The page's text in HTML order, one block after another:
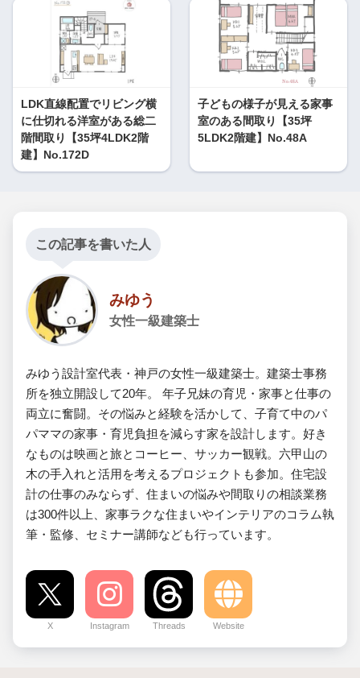
LDK直線配置でリビング横
に仕切れる洋室がある総二
階間取り【35坪4LDK2階
建】No.172D
子どもの様子が見える家事
室のある間取り【35坪
5LDK2階建】No.48A
この記事を書いた人
みゆう
女性一級建築士
みゆう設計室代表・神戸の女性一級建築士。建築士事務
所を独立開設して20年。 年子兄妹の育児・家事と仕事の
両立に奮闘。その悩みと経験を活かして、子育て中のパ
パママの家事・育児負担を減らす家を設計します。好き
なものは映画と旅とコーヒー、サッカー観戦。六甲山の
木の手入れと活用を考えるプロジェクトも参加。住宅設
計の仕事のみならず、住まいの悩みや間取りの相談業務
は300件以上、家事ラクな住まいやインテリアのコラム執
筆・監修、セミナー講師なども行っています。
X Instagram Threads Website